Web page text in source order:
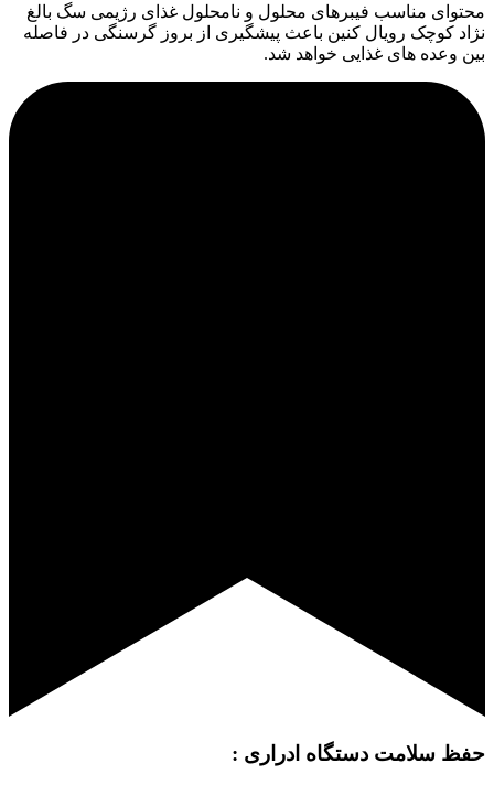
محتوای مناسب فیبرهای محلول و نامحلول غذای رژیمی سگ بالغ
نژاد کوچک رویال کنین باعث پیشگیری از بروز گرسنگی در فاصله
بین وعده های غذایی خواهد شد.
حفظ سلامت دستگاه ادراری :